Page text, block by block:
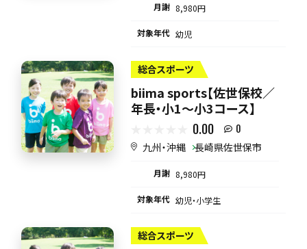
月謝 8,980円
対象年代 幼児
総合スポーツ
biima sports【佐世保校／
年長・小1〜小3コース】
0.00 0
九州・沖縄 長崎県佐世保市
月謝 8,980円
対象年代 幼児・小学生
総合スポーツ